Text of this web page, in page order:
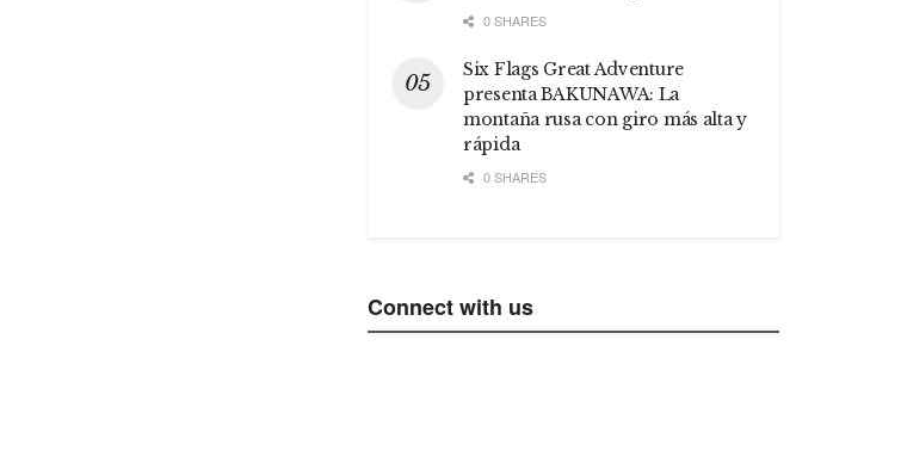
0 SHARES
Six Flags Great Adventure
presenta BAKUNAWA: La
montaña rusa con giro más alta y
rápida
0 SHARES
Connect with us